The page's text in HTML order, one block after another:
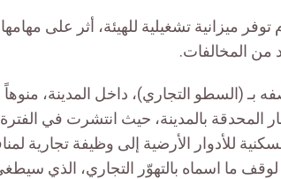
ميزانية تشغيلية للهيئة، أثر على
من المخالفات.
(السطو التجاري)، داخل المدينة، منوهاً
المحدقة بالمدينة، حيث انتشرت في الفترة
للأدوار الأرضية إلى وظيفة تجارية
ما اسماه بالتهوّر التجاري، الذي